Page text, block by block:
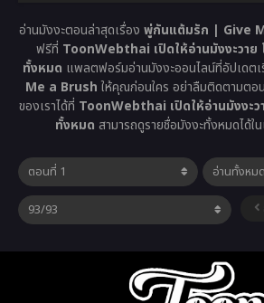
อ่านมังงะตอนล่าสุดเรื่อง พู่กันแต้มรัก | Give
ฟรีที่ ToonWebthai เปิดให้อ่านมังงะวา
ทั้งหมด แพลตฟอร์มอ่านมังงะออนไลน์ที่อัปเดตเ
Me a Brush ให้คุณก่อนใคร อย่าลืมติดตามตอ
ของเราได้ที่ ToonWebthai เปิดให้อ่านมังงะ
ทั้งหมด สามารถดูรายชื่อมังงะทั้งหมดได้